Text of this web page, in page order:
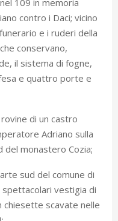
contro i Daci; vicino
e i ruderi della
conservano,
il sistema di fogne,
e quattro porte e
di un castro
Adriano sulla
del monastero Cozia;
sud del comune di
vestigia di
chiesette scavate nelle